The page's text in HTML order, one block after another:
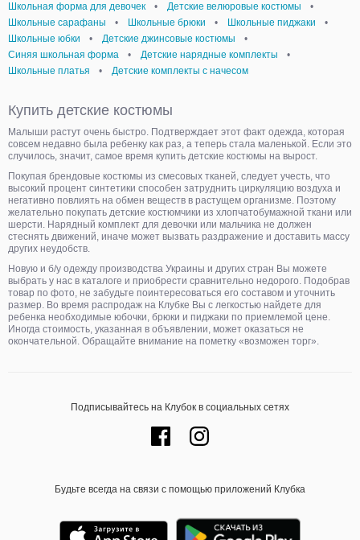
Школьная форма для девочек
• Детские велюровые костюмы
•
Школьные сарафаны
• Школьные брюки • Школьные пиджаки
•
Школьные юбки
• Детские джинсовые костюмы
•
Синяя школьная форма
• Детские нарядные комплекты
•
Школьные платья
• Детские комплекты с начесом
Купить детские костюмы
Малыши растут очень быстро. Подтверждает этот факт одежда, которая
совсем недавно была ребенку как раз, а теперь стала маленькой. Если это
случилось, значит, самое время купить детские костюмы на вырост.
Покупая брендовые костюмы из смесовых тканей, следует учесть, что
высокий процент синтетики способен затруднить циркуляцию воздуха и
негативно повлиять на обмен веществ в растущем организме. Поэтому
желательно покупать детские костюмчики из хлопчатобумажной ткани или
шерсти. Нарядный комплект для девочки или мальчика не должен
стеснять движений, иначе может вызвать раздражение и доставить массу
других неудобств.
Новую и б/у одежду производства Украины и других стран Вы можете
выбрать у нас в каталоге и приобрести сравнительно недорого. Подобрав
товар по фото, не забудьте поинтересоваться его составом и уточнить
размер. Во время распродаж на Клубке Вы с легкостью найдете для
ребенка необходимые юбочки, брюки и пиджаки по приемлемой цене.
Иногда стоимость, указанная в объявлении, может оказаться не
окончательной. Обращайте внимание на пометку «возможен торг».
Подписывайтесь на Клубок в социальных сетях
Будьте всегда на связи с помощью приложений Клубка